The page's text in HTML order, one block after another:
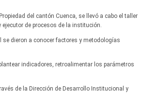
del cantón Cuenca, se llevó a cabo el taller
de procesos de la institución.
se dieron a conocer factores y metodologías
indicadores, retroalimentar los parámetros
de la Dirección de Desarrollo Institucional y